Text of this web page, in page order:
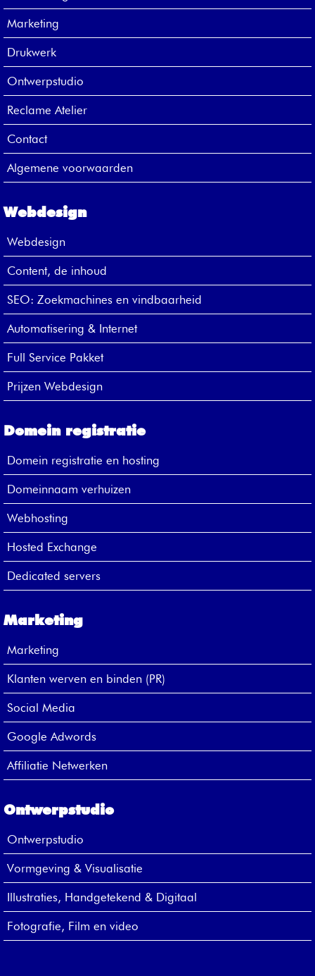
Marketing
Drukwerk
Ontwerpstudio
Reclame Atelier
Contact
Algemene voorwaarden
Webdesign
Webdesign
Content, de inhoud
SEO: Zoekmachines en vindbaarheid
Automatisering & Internet
Full Service Pakket
Prijzen Webdesign
Domein registratie
Domein registratie en hosting
Domeinnaam verhuizen
Webhosting
Hosted Exchange
Dedicated servers
Marketing
Marketing
Klanten werven en binden (PR)
Social Media
Google Adwords
Affiliatie Netwerken
Ontwerpstudio
Ontwerpstudio
Vormgeving & Visualisatie
Illustraties, Handgetekend & Digitaal
Fotografie, Film en video